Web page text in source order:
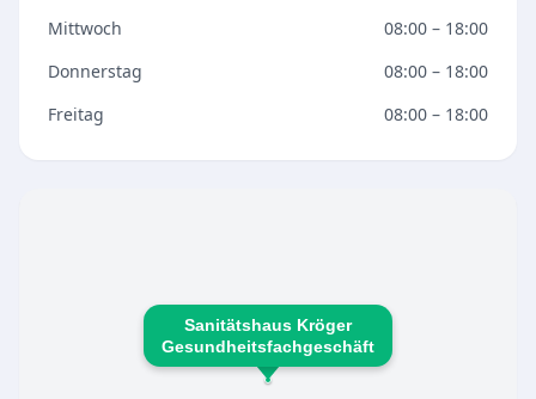
Mittwoch
08:00 – 18:00
Donnerstag
08:00 – 18:00
Freitag
08:00 – 18:00
Sanitätshaus Kröger
Gesundheitsfachgeschäft